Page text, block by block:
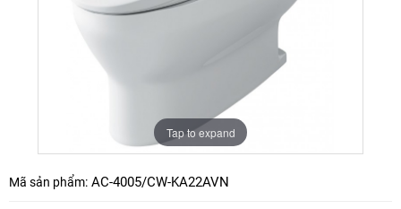
Tap to expand
Mã sản phẩm: AC-4005/CW-KA22AVN